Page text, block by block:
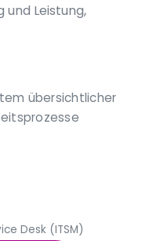
und Leistung,
übersichtlicher
Desk (ITSM)